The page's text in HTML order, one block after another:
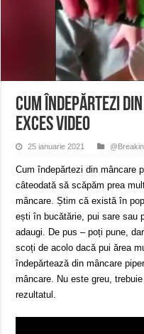
ANUNȚ OPRIRE APĂ în Reșița –
ANUNŢ OPRIRE APĂ în
Cum îndepărtezi
exces VIDEO
25 ianuarie 2021
Cum îndepărtezi din mâncare
câteodată să scăpăm prea
mâncare. Știm că există în
ești în bucătărie, pui sare sau
adaugi. De pus – poți pune,
scoți de acolo dacă pui ărea
îndepărtează din mâncare
mâncare. Nu este greu,
rezultatul.